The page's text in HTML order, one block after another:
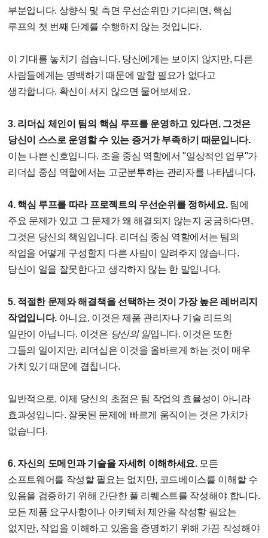
부분입니다. 상향식 및 측면 우선순위만 기다리면, 핵심
루프의 첫 번째 단계를 수행하지 않는 것입니다.
이 기대를 놓치기 쉽습니다. 당신에게는 보이지 않지만, 다른
사람들에게는 명백하기 때문에 말할 필요가 없다고
생각합니다. 확신이 서지 않으면 물어보세요.
3. 리더십 체인이 팀의 핵심 루프를 운영하고 있다면, 그것은
당신이 스스로 운영할 수 있는 증거가 부족하기 때문입니다.
이는 나쁜 신호입니다. 조율 중심 역할에서 "일상적인 업무"가
리더십 중심 역할에서는 고군분투하는 관리자를 나타냅니다.
4. 핵심 루프를 따라 프로젝트의 우선순위를 정하세요.팀에
주요 문제가 있고 그 문제가 왜 해결되지 않는지 궁금하다면,
그것은 당신의 책임입니다. 리더십 중심 역할에서는 팀의
작업을 어떻게 구성할지 다른 사람이 알려주지 않습니다.
당신이 일을 잘못한다고 생각하지 않는 한 말입니다.
5. 적절한 문제와 해결책을 선택하는 것이 가장 높은 레버리지
작업입니다. 아니요, 이것은 제품 관리자나 기술 리드의
일만이 아닙니다. 이것은 당신의 일입니다. 이것은 또한
그들의 일이지만, 리더십은 이것을 올바르게 하는 것이 매우
가치 있기 때문에 겹칩니다.
일반적으로, 이제 당신의 초점은 팀 작업의 효율성이 아니라
효과성입니다. 잘못된 문제에 빠르게 움직이는 것은 가치가
없습니다.
6. 자신의 도메인과 기술을 자세히 이해하세요.모든
소프트웨어를 작성할 필요는 없지만, 코드베이스를 이해할 수
있음을 검증하기 위해 간단한 풀 리퀘스트를 작성해야 합니다.
모든 제품 요구사항이나 아키텍처 제안을 작성할 필요는
없지만, 작업을 이해하고 있음을 증명하기 위해 가끔 작성해야